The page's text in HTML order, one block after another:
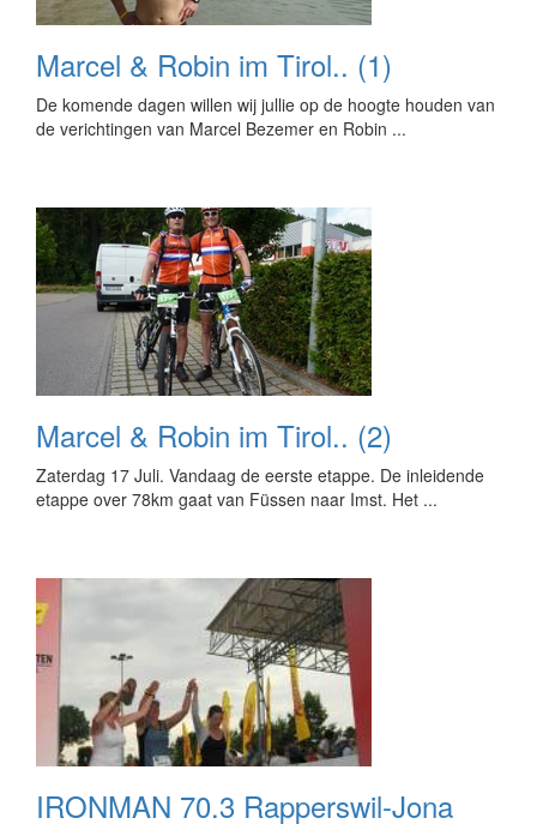
Marcel & Robin im Tirol.. (1)
De komende dagen willen wij jullie op de hoogte houden van
de verichtingen van Marcel Bezemer en Robin ...
Marcel & Robin im Tirol.. (2)
Zaterdag 17 Juli. Vandaag de eerste etappe. De inleidende
etappe over 78km gaat van Füssen naar Imst. Het ...
IRONMAN 70.3 Rapperswil-Jona